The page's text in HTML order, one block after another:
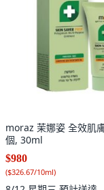
moraz 茉娜姿 全效肌
個, 30ml
$980
($326.67/10ml)